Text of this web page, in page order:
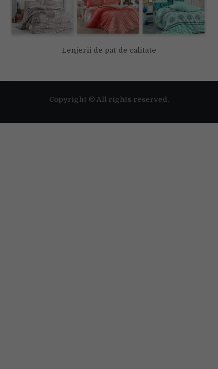
Lenjerii de pat de calitate
Copyright © All rights reserved.